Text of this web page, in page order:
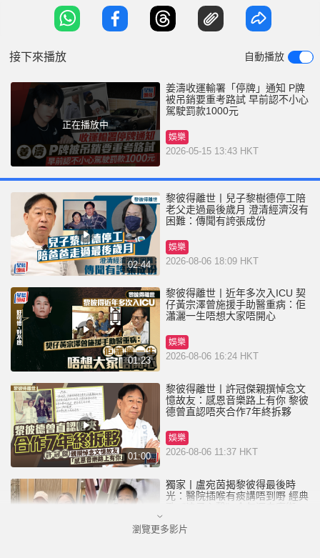
指暫不敢再揸車 姜濤早前在案件判決後，曾回應承
諾會引以為鑑。對於無掛P牌，他解釋：「印象中有
接下來播放 自動播放
正在播放中
姜濤收運輸署「停牌」通知 P牌
被吊銷要重考路試 早前認不小心
駕駛罰款1000元
娛樂
2026-05-15 13:43 HKT
02:44
黎彼得離世丨兒子黎樹德停工陪
老父走過最後歲月 澄清經濟沒有
困難：傳聞有誇張成份
娛樂
2026-08-06 18:09 HKT
01:23
黎彼得離世丨近年多次入ICU 契
仔黃宗澤曾施援手助醫重病：佢
瀟灑一生唔想大家唔開心
娛樂
2026-08-06 16:24 HKT
01:00
黎彼得離世丨許冠傑親撰悼念文
憶故友：感恩音樂路上有你 黎彼
德曾直認唔夾合作7年終拆夥
娛樂
2026-08-06 11:37 HKT
獨家丨盧宛茵揭黎彼得最後時
光：醫院插喉有痰講唔到嘢 經典
娛樂
瀏覽更多影片